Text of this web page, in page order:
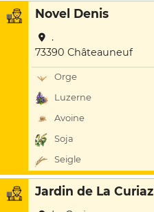
Novel Denis
.
73390 Châteauneuf
Orge
Luzerne
Avoine
Soja
Seigle
Jardin de La Curiaz